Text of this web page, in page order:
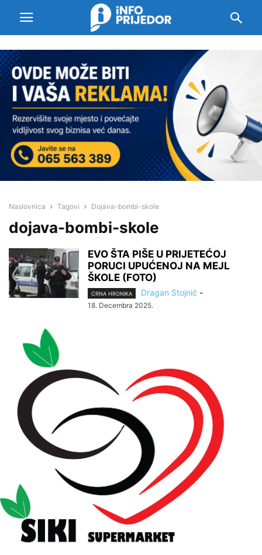
Naslovnica Tagovi Dojava-bombi-skole
dojava-bombi-skole
EVO ŠTA PIŠE U PRIJETEĆOJ
PORUCI UPUĆENOJ NA MEJL
ŠKOLE (FOTO)
CRNA HRONIKA Dragan Stojnić -
18. Decembra 2025.